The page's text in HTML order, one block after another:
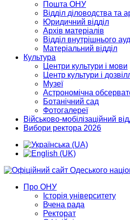
Пошта ОНУ
Відділ діловодства та
Юридичний відділ
Архів матеріалів
Відділ внутрішнього
Матеріальний відділ
Культура
Центри культури і мови
Центр культури і
Музеї
Астрономічна
Ботанічний сад
Фотогалереї
Військово-мобілізаційний
Вибори ректора 2026
Про ОНУ
Історія університету
Вчена рада
Ректорат